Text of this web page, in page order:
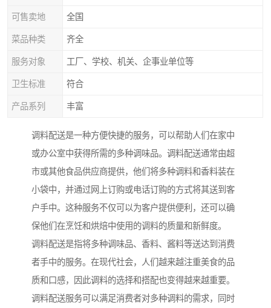
可售卖地 全国
菜品种类 齐全
服务对象 工厂、学校、机关、企事业单位等
卫生标准 符合
产品系列 丰富
调料配送是一种方便快捷的服务，可以帮助人们在家中
或办公室中获得所需的多种调味品。调料配送通常由超
市或其他食品供应商提供，他们将多种调料和香料装在
小袋中，并通过网上订购或电话订购的方式将其送到客
户手中。这种服务不仅可以为客户提供便利，还可以确
保他们在烹饪和烘焙中使用的调料的质量和新鲜度。
调料配送是指将多种调味品、香料、酱料等送达到消费
者手中的服务。在现代社会，人们越来越注重美食的品
质和口感，因此调料的选择和搭配也变得越来越重要。
调料配送服务可以满足消费者对多种调料的需求，同时